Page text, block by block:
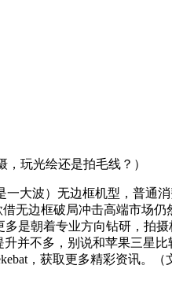
，玩光绘还是拍毛线？）
大波）无边框机型，普通
无边框破局冲击高端市场
是朝着专业方向钻研，拍
并不多，别说和苹果三星
，获取更多精彩资讯。（文